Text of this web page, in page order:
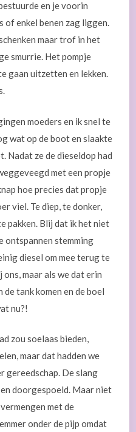
en je voorin
of enkel benen zag liggen.
maar trof in het
smurrie. Het pompje
gaan uitzetten en lekken.
moeders en ik snel te
wat op de boot en slaakte
Nadat ze de dieseldop had
met een propje
hoe precies dat propje
viel. Te diep, te donker,
pakken. Blij dat ik het niet
ontspannen stemming
diesel om mee terug te
maar als we dat erin
tank komen en de boel
nu?!
zou soelaas bieden,
maar dat hadden we
gereedschap. De slang
doorgespoeld. Maar niet
met de
onder de pijp omdat